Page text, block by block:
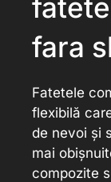
fara
Fatetele
flexibilă
de nevoi și
mai
compozite